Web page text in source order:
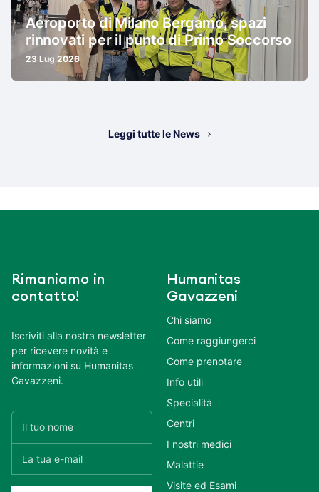
Aeroporto di Milano Bergamo, spazi
rinnovati per il punto di Primo Soccorso
23 Lug 2026
Leggi tutte le News
Rimaniamo in
contatto!
Iscriviti alla nostra newsletter
per ricevere novità e
informazioni su Humanitas
Gavazzeni.
Humanitas
Gavazzeni
Chi siamo
Come raggiungerci
Come prenotare
Info utili
Specialità
Centri
I nostri medici
Malattie
Visite ed Esami